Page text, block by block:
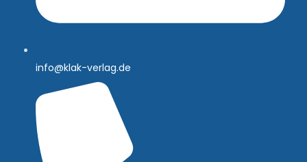
info@klak-verlag.de